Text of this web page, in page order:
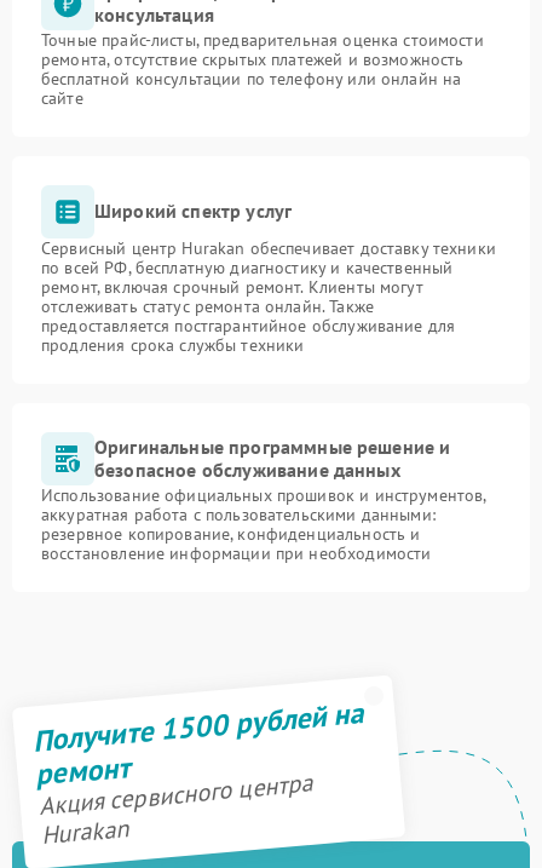
консультация
Точные прайс-листы, предварительная оценка стоимости
ремонта, отсутствие скрытых платежей и возможность
бесплатной консультации по телефону или онлайн на
сайте
Широкий спектр услуг
Сервисный центр Hurakan обеспечивает доставку техники
по всей РФ, бесплатную диагностику и качественный
ремонт, включая срочный ремонт. Клиенты могут
отслеживать статус ремонта онлайн. Также
предоставляется постгарантийное обслуживание для
продления срока службы техники
Оригинальные программные решение и
безопасное обслуживание данных
Использование официальных прошивок и инструментов,
аккуратная работа с пользовательскими данными:
резервное копирование, конфиденциальность и
восстановление информации при необходимости
Получите 1500 рублей на
ремонт
Акция сервисного центра
Hurakan